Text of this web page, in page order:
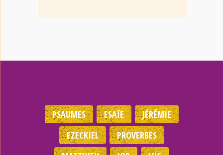
PSAUMES ESAÏE
JÉRÉMIE
EZECKIEL
PROVERBES